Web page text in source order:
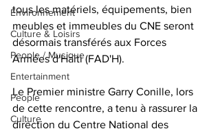
Environnement
Culture & Loisirs
People / Musique
Entertainment
People
Culture
tous les matériels, équipements, bien
meubles et immeubles du CNE seront
désormais transférés aux Forces
Armées d'Haïti (FAD'H).
Le Premier ministre Garry Conille, lors
de cette rencontre, a tenu à rassurer la
direction du Centre National des